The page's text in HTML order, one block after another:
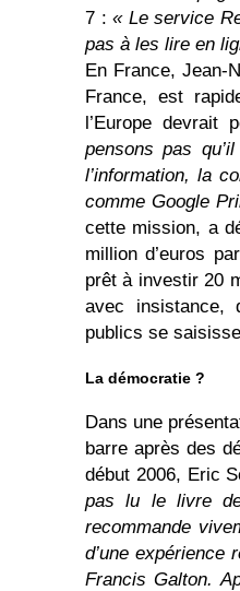
7 : « Le service
pas à les lire en
En France, Jean-
France, est
l’Europe
pensons pas
l’information, la
comme Google
cette mission, a
million d’euros
prêt à investir 20
avec insistance,
publics se
La démocratie ?
Dans une
barre après des
début 2006, Eric
pas lu le livre
recommande
d’une expérience
Francis Galton.